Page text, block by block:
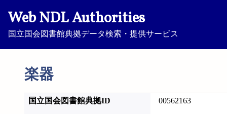
Web NDL Authorities
国立国会図書館典拠データ検索・提供サービス
楽器
国立国会図書館典拠ID 00562163